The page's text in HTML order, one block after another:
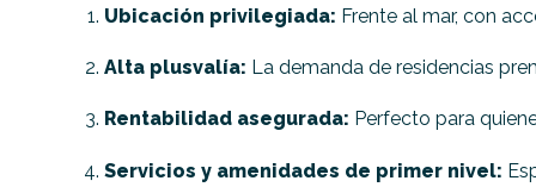
Ubicación privilegiada: Frente al mar, con
Alta plusvalía: La demanda de residencias
Rentabilidad asegurada: Perfecto para
Servicios y amenidades de primer nivel: